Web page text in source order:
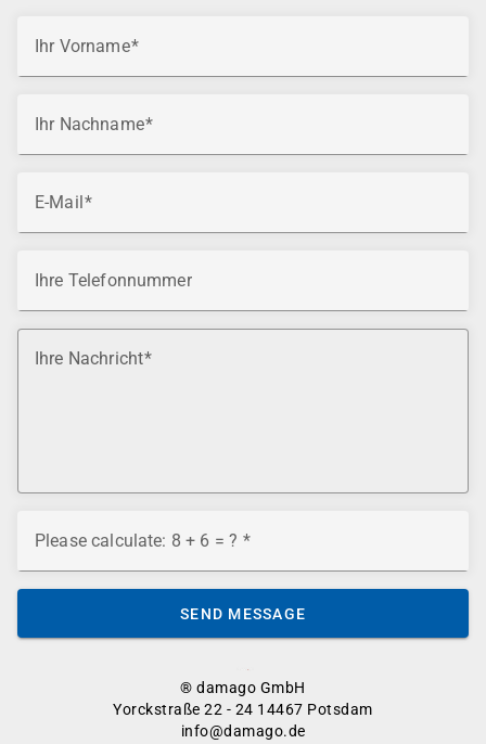
® damago GmbH
Yorckstraße 22 - 24 14467 Potsdam
info@damago.de
Ihr Vorname
Ihr Nachname
E-Mail
Ihre Telefonnummer
Ihre Nachricht
Please calculate: 8 + 6 = ?
SEND MESSAGE